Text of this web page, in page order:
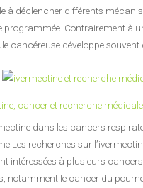
à déclencher différents
programmée. Contrairement à
cancéreuse développe souvent
cancer et recherche
dans les cancers
Les recherches sur
intéressées à plusieurs
notamment le cancer du